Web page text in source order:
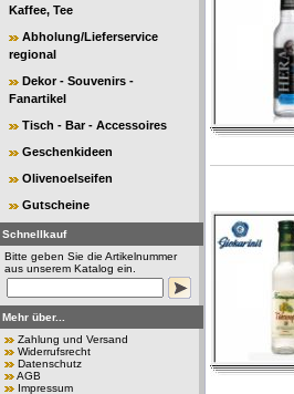
Kaffee, Tee
Abholung/Lieferservice
regional
Dekor - Souvenirs -
Fanartikel
Tisch - Bar - Accessoires
Geschenkideen
Olivenoelseifen
Gutscheine
Schnellkauf
Bitte geben Sie die Artikelnummer
aus unserem Katalog ein.
Mehr über...
Zahlung und Versand
Widerrufsrecht
Datenschutz
AGB
Impressum